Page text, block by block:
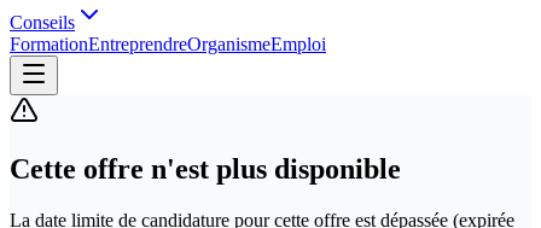
Conseils
FormationEntreprendreOrganismeEmploi
Cette offre n'est plus disponible
La date limite de candidature pour cette offre est dépassée (expirée